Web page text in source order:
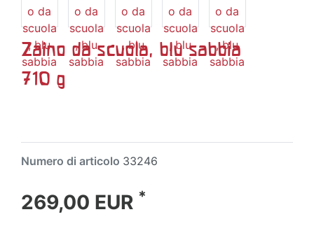
Zaino da scuola, blu sabbia
710 g
Numero di articolo 33246
269,00 EUR *